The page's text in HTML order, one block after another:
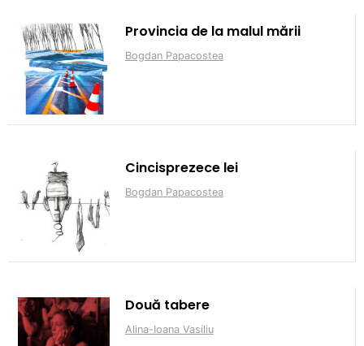
Provincia de la malul mării
Bogdan Papacostea
Cincisprezece lei
Bogdan Papacostea
Două tabere
Alina-Ioana Vasiliu